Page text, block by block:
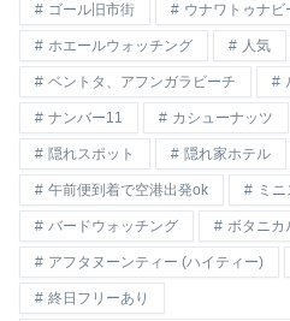
ゴール旧市街 ウナワトゥナビ
ホエールウォッチング 人気
ベントタ、アフンガラビーチ
ナンバー11 カシューナッツ
隠れスポット 隠れ家ホテル
午前便到着で空港出発ok ミ
バードウォッチング ボタニカ
アフタヌーンティー (ハイティー)
終日フリーあり